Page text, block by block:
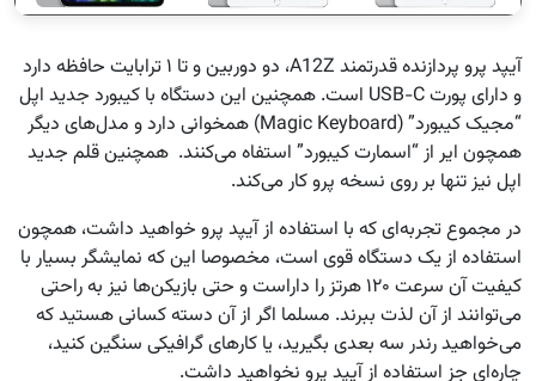
آیپد پرو پردازنده قدرتمند A12Z، دو دوربین و تا ۱ ترابایت حافظه دارد
و دارای پورت USB-C است. همچنین این دستگاه با کیبورد جدید اپل
“مجیک کیبورد” (Magic Keyboard) همخوانی دارد و مدل‌های دیگر
همچون ایر از “اسمارت کیبورد” استفاه می‌کنند. همچنین قلم جدید
اپل نیز تنها بر روی نسخه پرو کار می‌کند.
در مجموع تجربه‌ای که با استفاده از آیپد پرو خواهید داشت، همچون
استفاده از یک دستگاه قوی است، مخصوصا این که نمایشگر بسیار با
کیفیت آن سرعت ۱۲۰ هرتز را داراست و حتی بازیکن‌ها نیز به راحتی
می‌توانند از آن لذت ببرند. مسلما اگر از آن دسته کسانی هستید که
می‌خواهید رندر سه بعدی بگیرید، یا کارهای گرافیکی سنگین کنید،
چاره‌ای جز استفاده از آیپد پرو نخواهید داشت.